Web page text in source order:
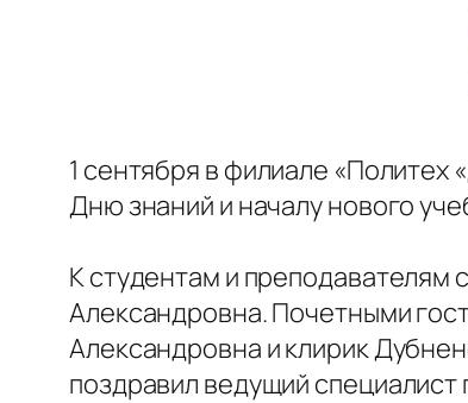
1 сентября в филиале
Дню знаний и началу нового
К студентам и преподавателям
Александровна. Почетными
Александровна и клирик
поздравил ведущий